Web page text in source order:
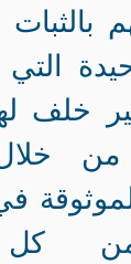
التي
خلف
من
كل